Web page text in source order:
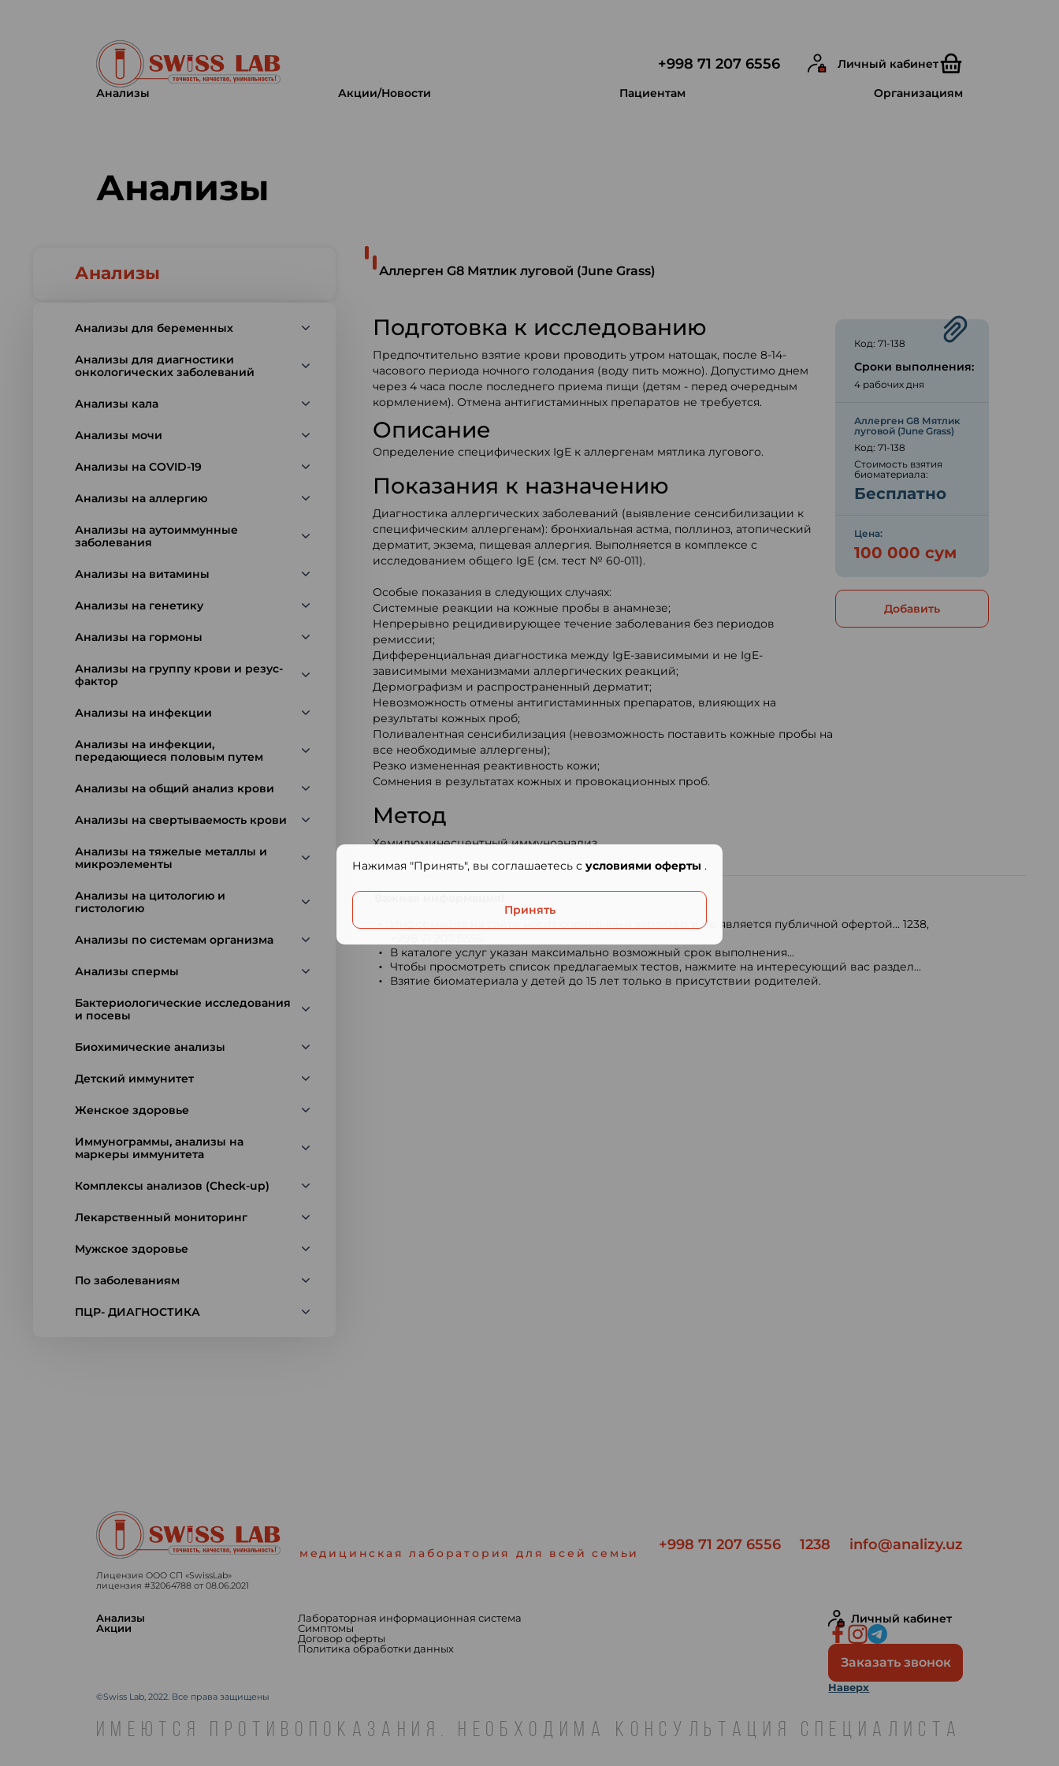
+998 71 207 6556 Личный кабинет
Анализы Акции/Новости Пациентам Организациям
Анализы
Анализы
Анализы для беременных
Анализы для диагностики
онкологических заболеваний
Анализы кала
Анализы мочи
Анализы на COVID-19
Анализы на аллергию
Анализы на аутоиммунные
заболевания
Анализы на витамины
Анализы на генетику
Анализы на гормоны
Анализы на группу крови и резус-
фактор
Анализы на инфекции
Анализы на инфекции,
передающиеся половым путем
Анализы на общий анализ крови
Анализы на свертываемость крови
Анализы на тяжелые металлы и
микроэлементы
Анализы на цитологию и
гистологию
Анализы по системам организма
Анализы спермы
Бактериологические исследования
и посевы
Биохимические анализы
Детский иммунитет
Женское здоровье
Иммунограммы, анализы на
маркеры иммунитета
Комплексы анализов (Check-up)
Лекарственный мониторинг
Мужское здоровье
По заболеваниям
ПЦР- ДИАГНОСТИКА
Аллерген G8 Мятлик луговой (June Grass)
Подготовка к исследованию
Предпочтительно взятие крови проводить утром натощак, после 8-14-
часового периода ночного голодания (воду пить можно). Допустимо днем
через 4 часа после последнего приема пищи (детям - перед очередным
кормлением). Отмена антигистаминных препаратов не требуется.
Описание
Определение специфических IgE к аллергенам мятлика лугового.
Показания к назначению
Диагностика аллергических заболеваний (выявление сенсибилизации к
специфическим аллергенам): бронхиальная астма, поллиноз, атопический
дерматит, экзема, пищевая аллергия. Выполняется в комплексе с
исследованием общего IgE (см. тест № 60-011).
Особые показания в следующих случаях:
Системные реакции на кожные пробы в анамнезе;
Непрерывно рецидивирующее течение заболевания без периодов
ремиссии;
Дифференциальная диагностика между IgE-зависимыми и не IgE-
зависимыми механизмами аллергических реакций;
Дермографизм и распространенный дерматит;
Невозможность отмены антигистаминных препаратов, влияющих на
результаты кожных проб;
Поливалентная сенсибилизация (невозможность поставить кожные пробы на
все необходимые аллергены);
Резко измененная реактивность кожи;
Сомнения в результатах кожных и провокационных проб.
Метод
Хемилюминесцентный иммуноанализ.
Код: 71-138
Сроки выполнения:
4 рабочих дня
Аллерген G8 Мятлик
луговой (June Grass)
Код: 71-138
Стоимость взятия
биоматериала:
Бесплатно
Цена:
100 000 сум
Добавить
Информация на сайте носит справочный характер и не является публичной офертой... 1238,
В каталоге услуг указан максимально возможный срок выполнения...
Чтобы просмотреть список предлагаемых тестов, нажмите на интересующий вас раздел...
Взятие биоматериала у детей до 15 лет только в присутствии родителей.
Нажимая "Принять", вы соглашаетесь с условиями оферты .
Принять
медицинская лаборатория для всей семьи +998 71 207 6556 1238 info@analizy.uz
Лицензия ООО СП «SwissLab»
лицензия #32064788 от 08.06.2021
Анализы
Акции
Лабораторная информационная система
Симптомы
Договор оферты
Политика обработки данных
Личный кабинет
Заказать звонок
Наверх
©Swiss Lab, 2022. Все права защищены
ИМЕЮТСЯ ПРОТИВОПОКАЗАНИЯ. НЕОБХОДИМА КОНСУЛЬТАЦИЯ СПЕЦИАЛИСТА